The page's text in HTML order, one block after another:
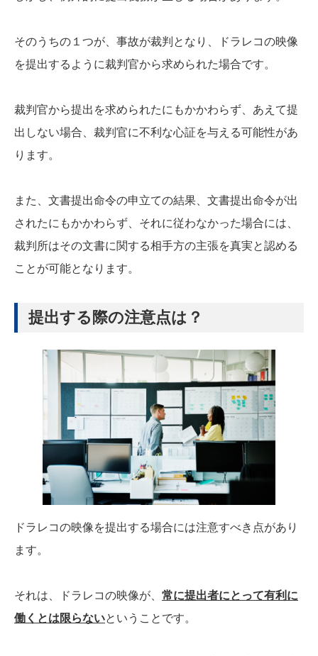
そのうちの１つが、事故が裁判となり、ドラレコの映像
を提出するように裁判官から求められた場合です。
裁判官から提出を求められたにもかかわらず、あえて提
出しない場合、裁判官に不利な心証を与える可能性があ
ります。
また、文書提出命令の申立ての結果、文書提出命令が出
されたにもかかわらず、それに従わなかった場合には、
裁判所はその文書に関する相手方の主張を真実と認める
ことが可能となります。
提出する際の注意点は？
ドラレコの映像を提出する場合には注意すべき点があり
ます。
それは、ドラレコの映像が、 常に提出者にとって有利に
働くとは限らないということです。